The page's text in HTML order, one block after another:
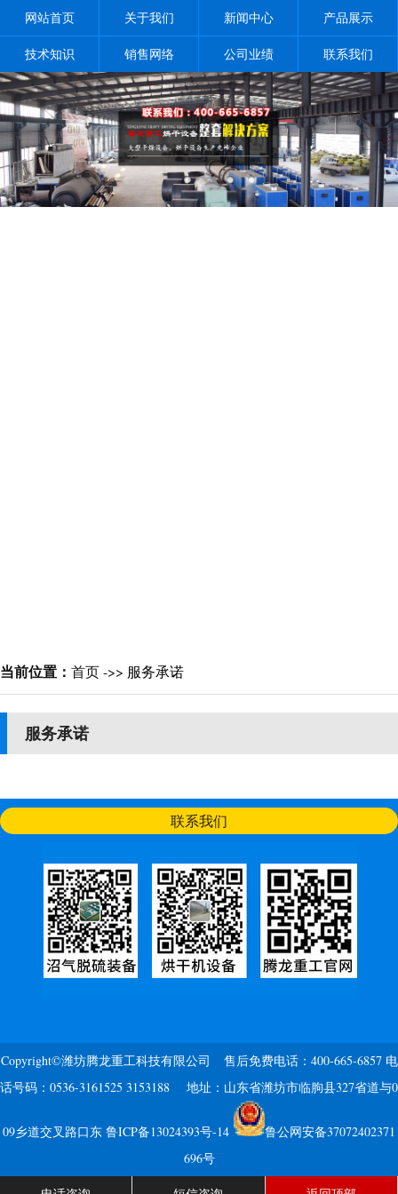
网站首页 关于我们 新闻中心 产品展示
技术知识 销售网络 公司业绩 联系我们
当前位置： 首页->> 服务承诺
服务承诺
联系我们
Copyright©潍坊腾龙重工科技有限公司 售后免费电话：400-665-6857 电
话号码：0536-3161525 3153188 地址：山东省潍坊市临朐县327省道与0
09乡道交叉路口东 鲁ICP备13024393号-14
鲁公网安备37072402371
696号